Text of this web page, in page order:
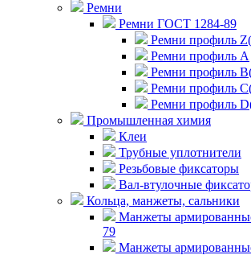
Ремни
Ремни ГОСТ 1284-89
Ремни профиль
Ремни профиль А
Ремни профиль
Ремни профиль
Ремни профиль
Промышленная химия
Клеи
Трубные уплотнители
Резьбовые фиксаторы
Вал-втулочные
Кольца, манжеты, сальники
Манжеты
79
Манжеты